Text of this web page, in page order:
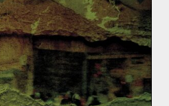
de développement
économique et